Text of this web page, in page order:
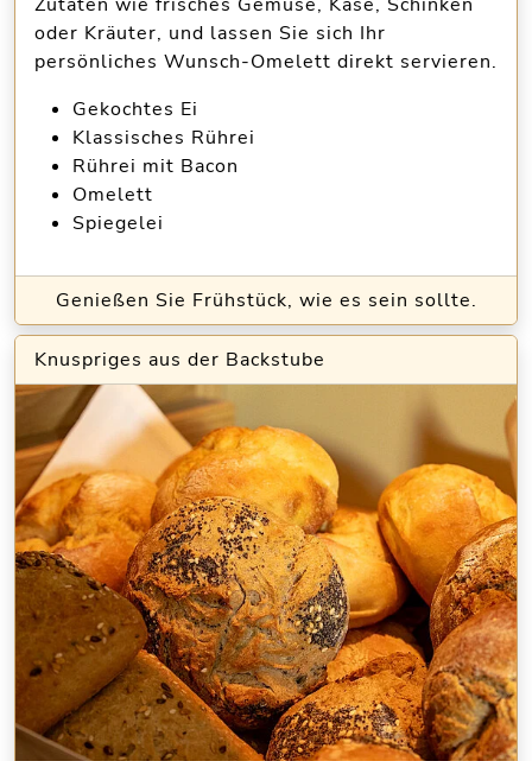
oder Kräuter, und lassen Sie sich Ihr
persönliches Wunsch-Omelett direkt servieren.
Gekochtes Ei
Klassisches Rührei
Rührei mit Bacon
Omelett
Spiegelei
Genießen Sie Frühstück, wie es sein sollte.
Knuspriges aus der Backstube